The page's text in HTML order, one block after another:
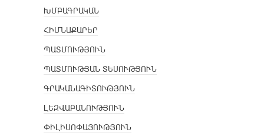
ԽՄԲԱԳՐԱԿԱՆ
ՀԻՄՆԱՔԱՐԵՐ
ՊԱՏՄՈՒԹՅՈՒՆ
ՊԱՏՄՈՒԹՅԱՆ ՏԵՍՈՒԹՅՈՒՆ
ԳՐԱԿԱՆԱԳԻՏՈՒԹՅՈՒՆ
ԼԵԶՎԱԲԱՆՈՒԹՅՈՒՆ
ՓԻԼԻՍՈՓԱՅՈՒԹՅՈՒՆ